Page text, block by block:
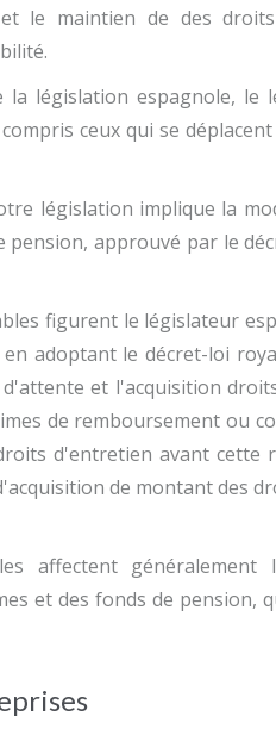
le maintien de des
législation espagnole, le
ceux qui se
législation implique la
pension, approuvé par le
figurent le législateur
adoptant le décret-loi
et l'acquisition
de remboursement ou
d'entretien avant cette
de montant des
affectent généralement
et des fonds de pension,